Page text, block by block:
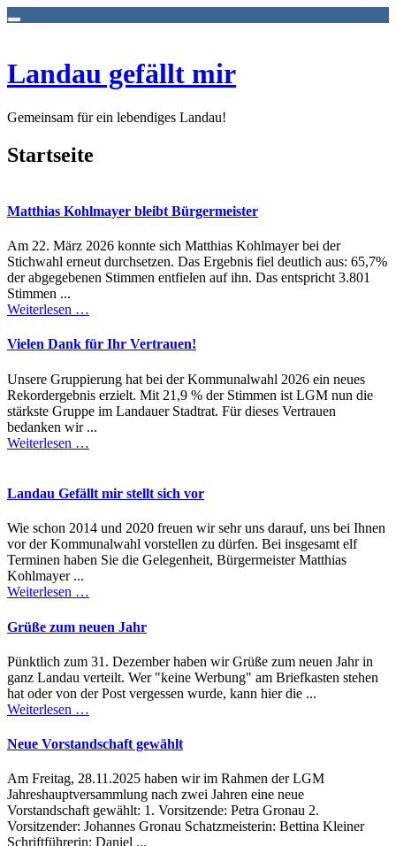
springen
Landau gefällt mir
Gemeinsam für ein lebendiges Landau!
Startseite
Matthias Kohlmayer bleibt Bürgermeister
Am 22. März 2026 konnte sich Matthias Kohlmayer bei der
Stichwahl erneut durchsetzen. Das Ergebnis fiel deutlich aus: 65,7%
der abgegebenen Stimmen entfielen auf ihn. Das entspricht 3.801
Stimmen ...
Weiterlesen …
Vielen Dank für Ihr Vertrauen!
Unsere Gruppierung hat bei der Kommunalwahl 2026 ein neues
Rekordergebnis erzielt. Mit 21,9 % der Stimmen ist LGM nun die
stärkste Gruppe im Landauer Stadtrat. Für dieses Vertrauen
bedanken wir ...
Weiterlesen …
Landau Gefällt mir stellt sich vor
Wie schon 2014 und 2020 freuen wir sehr uns darauf, uns bei Ihnen
vor der Kommunalwahl vorstellen zu dürfen. Bei insgesamt elf
Terminen haben Sie die Gelegenheit, Bürgermeister Matthias
Kohlmayer ...
Weiterlesen …
Grüße zum neuen Jahr
Pünktlich zum 31. Dezember haben wir Grüße zum neuen Jahr in
ganz Landau verteilt. Wer "keine Werbung" am Briefkasten stehen
hat oder von der Post vergessen wurde, kann hier die ...
Weiterlesen …
Neue Vorstandschaft gewählt
Am Freitag, 28.11.2025 haben wir im Rahmen der LGM
Jahreshauptversammlung nach zwei Jahren eine neue
Vorstandschaft gewählt: 1. Vorsitzende: Petra Gronau 2.
Vorsitzender: Johannes Gronau Schatzmeisterin: Bettina Kleiner
Schriftführerin: Daniel ...